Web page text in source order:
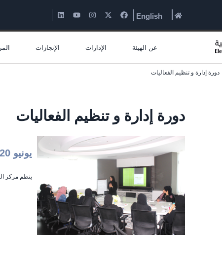
English
عن الهيئة الإدارات الإنجازات
دورة إدارة و تنظيم الفعاليات
دورة إدارة و تنظيم الفعاليات
يونيو 20, 2016
ينظم مركز